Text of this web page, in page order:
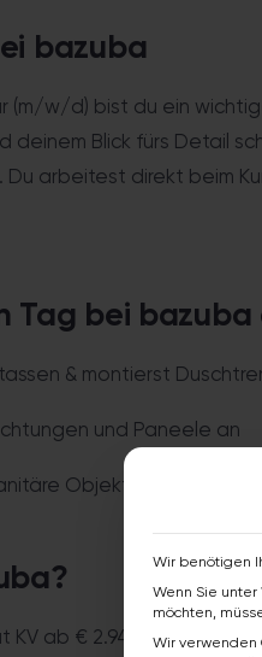
bazuba
(m/w/d) bist du ein
deinem Blick fürs Detail
Du arbeitest direkt beim
Tag bei bazuba
& montierst
und Paneele an
Objekte wie
KV ab € 2.948,85 brutto/
Wir benötigen
Wenn Sie
möchten,
Wir verwenden